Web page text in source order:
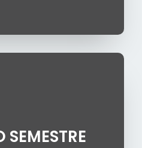
SEMESTRE​